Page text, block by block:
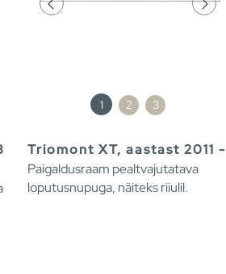
1 2 3
Triomont XT, aastast 2011 -
Paigaldusraam pealtvajutatava
loputusnupuga, näiteks riiulil.